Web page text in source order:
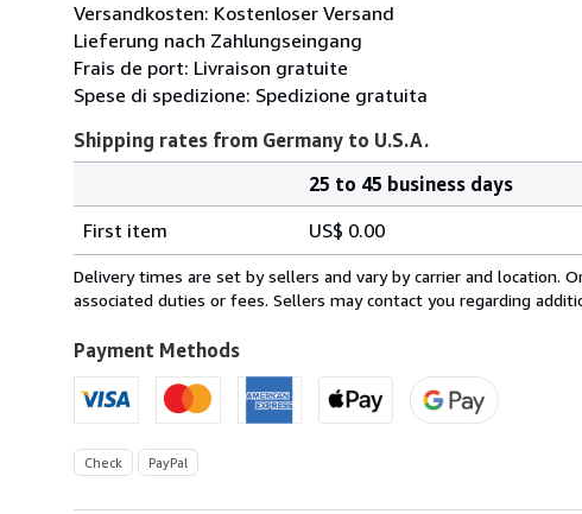
Versandkosten: Kostenloser Versand
Lieferung nach Zahlungseingang
Frais de port: Livraison gratuite
Spese di spedizione: Spedizione gratuita
Shipping rates from Germany to U.S.A.
Shipping
rates
from
Germany
U.S.A.
quantity
25 to 45 business days
First item
US$ 0.00
Delivery times are set by sellers and vary by carrier and location.
associated duties or fees. Sellers may contact you regarding
Payment Methods
Check PayPal